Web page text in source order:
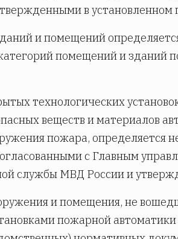
в установленном
и помещений
помещений и зданий
технологических
веществ и материалов
пожара, определяется
с Главным
службы МВД России и
и помещения, не
пожарной